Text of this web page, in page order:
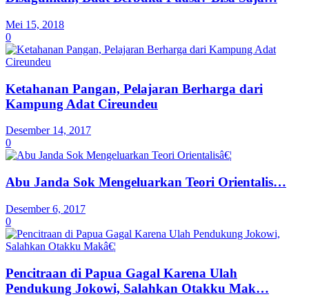
Mei 15, 2018
0
Ketahanan Pangan, Pelajaran Berharga dari
Kampung Adat Cireundeu
Desember 14, 2017
0
Abu Janda Sok Mengeluarkan Teori Orientalis…
Desember 6, 2017
0
Pencitraan di Papua Gagal Karena Ulah
Pendukung Jokowi, Salahkan Otakku Mak…